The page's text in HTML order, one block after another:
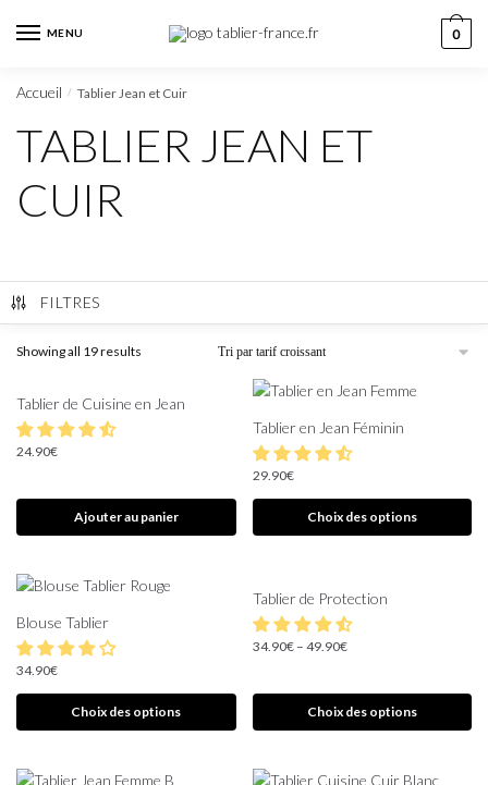
MENU 0
Accueil / Tablier Jean et Cuir
TABLIER JEAN ET
CUIR
FILTRES
Showing all 19 results
Tablier de Cuisine en Jean
24.90€
Ajouter au panier
Tablier en Jean Féminin
29.90€
Choix des options
Blouse Tablier
34.90€
Choix des options
Tablier de Protection
34.90€– 49.90€
Choix des options